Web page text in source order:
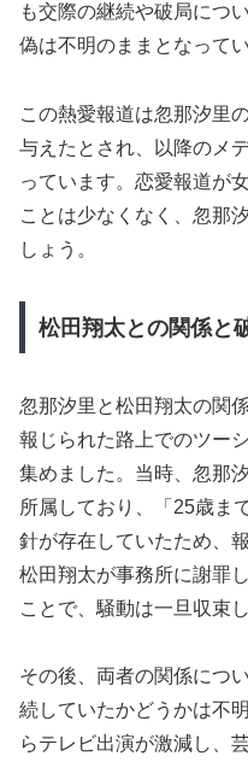
も交際の継続や破局につ
偽は不明のままとなってい
この熱愛報道は忽那汐里
与えたとされ、以降のメ
っています。恋愛報道が
ことは少なくなく、忽那
しょう。
松田翔太との関係と
忽那汐里と松田翔太の関
報じられた路上でのツー
集めました。当時、忽那
所属しており、「25歳ま
針が存在していたため、
松田翔太が事務所に謝罪
ことで、騒動は一旦収束
その後、両者の関係につ
続していたかどうかは不
らテレビ出演が激減し、